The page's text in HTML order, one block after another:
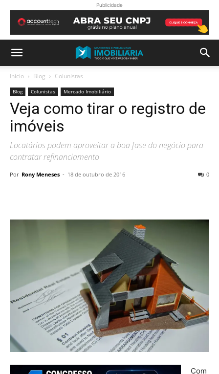
Publicidade
Início Blog Colunistas
Blog Colunistas Mercado Imobiliário
Veja como tirar o registro de
imóveis
Locatários podem aproveitar a boa fase do negócio para
contratar refinanciamento
Por Rony Meneses - 18 de outubro de 2016 0
Com